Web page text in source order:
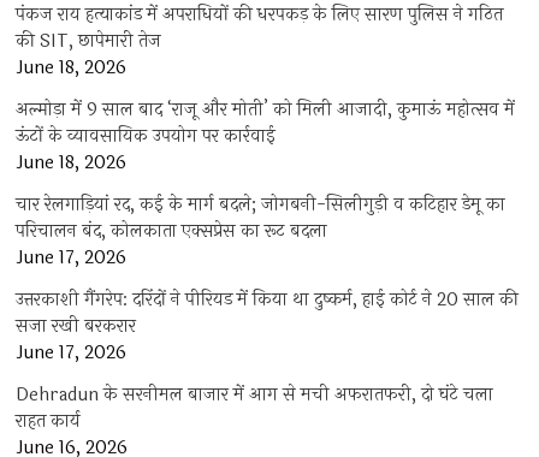
पंकज राय हत्याकांड में अपराधियों की धरपकड़ के लिए सारण पुलिस ने गठित
की SIT, छापेमारी तेज
June 18, 2026
अल्मोड़ा में 9 साल बाद ‘राजू और मोती’ को मिली आजादी, कुमाऊं महोत्सव में
ऊंटों के व्यावसायिक उपयोग पर कार्रवाई
June 18, 2026
चार रेलगाड़ियां रद, कई के मार्ग बदले; जोगबनी-सिलीगुड़ी व कटिहार डेमू का
परिचालन बंद, कोलकाता एक्सप्रेस का रूट बदला
June 17, 2026
उत्तरकाशी गैंगरेप: दरिंदों ने पीरियड में किया था दुष्कर्म, हाई कोर्ट ने 20 साल की
सजा रखी बरकरार
June 17, 2026
Dehradun के सरनीमल बाजार में आग से मची अफरातफरी, दो घंटे चला
राहत कार्य
June 16, 2026